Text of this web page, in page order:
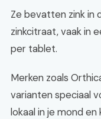
Ze bevatten zink in
zinkcitraat, vaak in
per tablet.
Merken zoals
varianten speciaal
lokaal in je mond